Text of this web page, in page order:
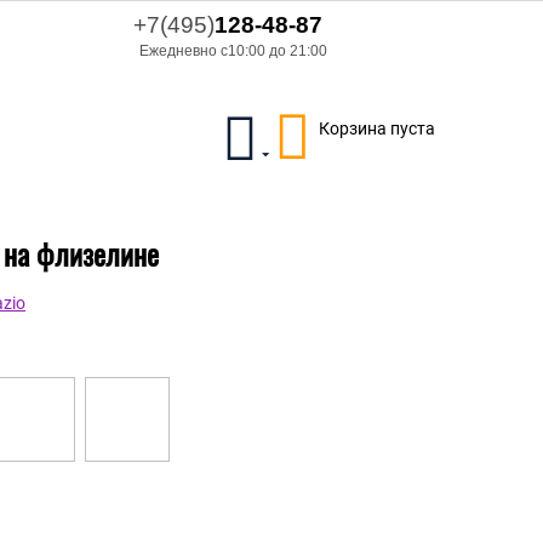
+7(495)128-48-87
Ежедневно с10:00 до 21:00
Корзина пуста
флизелине